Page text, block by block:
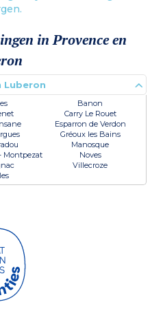
in Provence en
Luberon
Banon
Carry Le Rouet
Esparron de Verdon
Gréoux les Bains
Manosque
Montpezat
Noves
Villecroze